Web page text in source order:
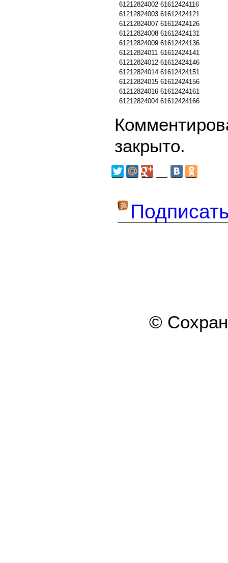
61212824002 61612424116
61212824003 61612424121
61212824007 61612424126
61212824008 61612424131
61212824009 61612424136
61212824011 61612424141
61212824012 61612424146
61212824014 61612424151
61212824015 61612424156
61212824016 61612424161
61212824004 61612424166
закрыто.
©